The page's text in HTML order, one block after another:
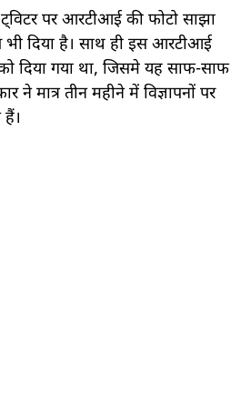
पर आरटीआई की फोटो साझा
दिया है। साथ ही इस आरटीआई
दिया गया था, जिसमे यह साफ-साफ
ने मात्र तीन महीने में विज्ञापनों पर